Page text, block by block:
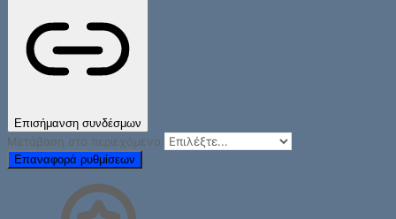
Επισήμανση συνδέσμων
Μετάβαση στο περιεχόμενο
Επαναφορά ρυθμίσεων